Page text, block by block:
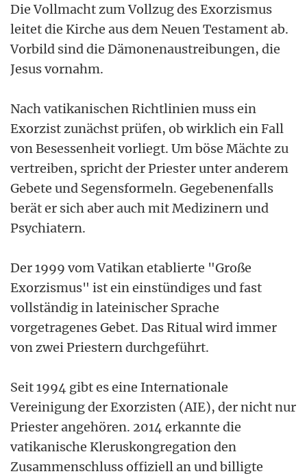
Die Vollmacht zum Vollzug des Exorzismus
leitet die Kirche aus dem Neuen Testament ab.
Vorbild sind die Dämonenaustreibungen, die
Jesus vornahm.
Nach vatikanischen Richtlinien muss ein
Exorzist zunächst prüfen, ob wirklich ein Fall
von Besessenheit vorliegt. Um böse Mächte zu
vertreiben, spricht der Priester unter anderem
Gebete und Segensformeln. Gegebenenfalls
berät er sich aber auch mit Medizinern und
Psychiatern.
Der 1999 vom Vatikan etablierte "Große
Exorzismus" ist ein einstündiges und fast
vollständig in lateinischer Sprache
vorgetragenes Gebet. Das Ritual wird immer
von zwei Priestern durchgeführt.
Seit 1994 gibt es eine Internationale
Vereinigung der Exorzisten (AIE), der nicht nur
Priester angehören. 2014 erkannte die
vatikanische Kleruskongregation den
Zusammenschluss offiziell an und billigte